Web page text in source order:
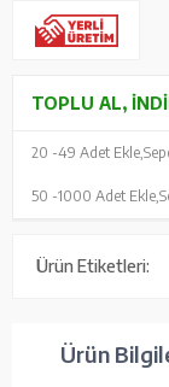
TOPLU AL,
20 -49 Adet Ekle,
50 -1000 Adet Ekle,
Ürün Etiketleri:
Ürün